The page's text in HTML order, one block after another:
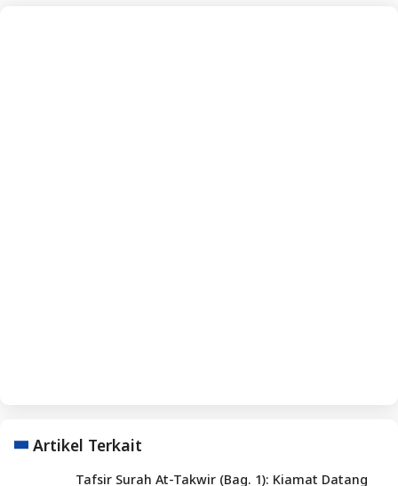
Artikel Terkait
Tafsir Surah At-Takwir (Bag. 1): Kiamat Datang